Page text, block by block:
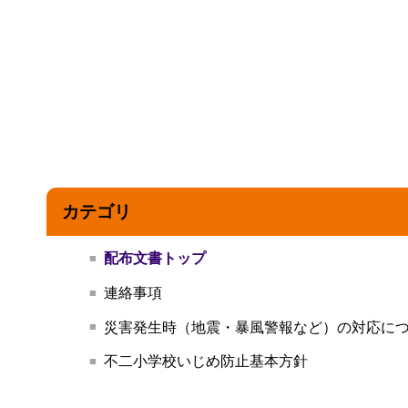
カテゴリ
配布文書トップ
連絡事項
災害発生時（地震・暴風警報など）の対応に
不二小学校いじめ防止基本方針